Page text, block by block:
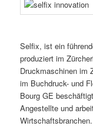
Selfix, ist ein
produziert im
Druckmaschinen im
im Buchdruck- und
Bourg GE
Angestellte und
Wirtschaftsbranchen.